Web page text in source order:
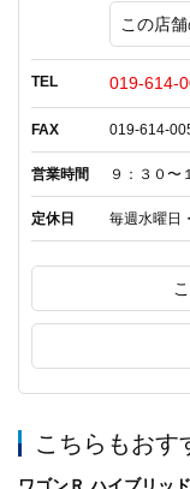
この店
TEL 019-614-
FAX 019-614-
営業時間 ９：３０〜
定休日 毎週水曜日
こちらもおす